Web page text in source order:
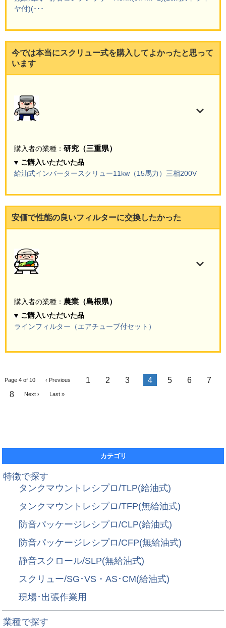
ヤ付)(･･･
今では本当にスクリュー式を購入してよかったと思って
います
購入者の業種： 研究（三重県）
ご購入いただいた品
給油式インバータースクリュー11kw（15馬力）三相200V
安価で性能の良いフィルターに交換したかった
購入者の業種： 農業（島根県）
ご購入いただいた品
ラインフィルター（エアチューブ付セット）
Page 4 of 10 ‹ Previous 1 2 3 4 5 6
7
8
Next › Last »
カテゴリ
特徴で探す
タンクマウントレシプロ/TLP(給油式)
タンクマウントレシプロ/TFP(無給油式)
防音パッケージレシプロ/CLP(給油式)
防音パッケージレシプロ/CFP(無給油式)
静音スクロール/SLP(無給油式)
スクリュー/SG･VS・AS･CM(給油式)
現場･出張作業用
業種で探す